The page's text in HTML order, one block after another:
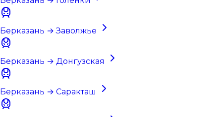
Берказань → Заволжье
Берказань → Донгузская
Берказань → Саракташ